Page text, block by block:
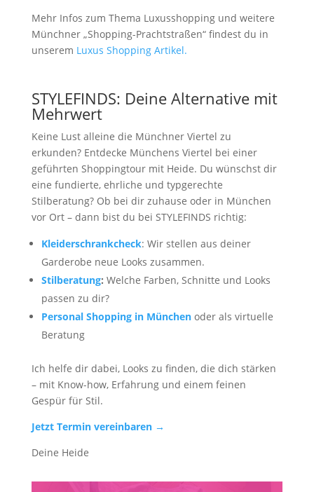
Mehr Infos zum Thema Luxusshopping und weitere
Münchner „Shopping-Prachtstraßen“ findest du in
unserem Luxus Shopping Artikel.
STYLEFINDS: Deine Alternative mit
Mehrwert
Keine Lust alleine die Münchner Viertel zu
erkunden? Entdecke Münchens Viertel bei einer
geführten Shoppingtour mit Heide. Du wünschst dir
eine fundierte, ehrliche und typgerechte
Stilberatung? Ob bei dir zuhause oder in München
vor Ort – dann bist du bei STYLEFINDS richtig:
Kleiderschrankcheck: Wir stellen aus deiner
Garderobe neue Looks zusammen.
Stilberatung: Welche Farben, Schnitte und Looks
passen zu dir?
Personal Shopping in Münchenoder als virtuelle
Beratung
Ich helfe dir dabei, Looks zu finden, die dich stärken
– mit Know-how, Erfahrung und einem feinen
Gespür für Stil.
Jetzt Termin vereinbaren →
Deine Heide